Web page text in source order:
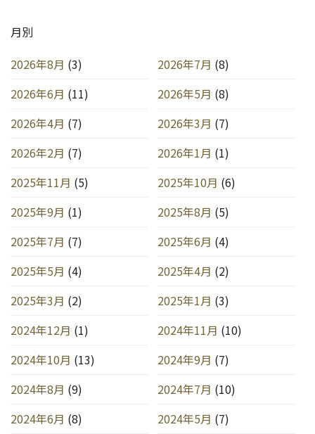
月別
2026年8月 (3) 2026年7月 (8)
2026年6月 (11) 2026年5月 (8)
2026年4月 (7) 2026年3月 (7)
2026年2月 (7) 2026年1月 (1)
2025年11月 (5) 2025年10月 (6)
2025年9月 (1) 2025年8月 (5)
2025年7月 (7) 2025年6月 (4)
2025年5月 (4) 2025年4月 (2)
2025年3月 (2) 2025年1月 (3)
2024年12月 (1) 2024年11月 (10)
2024年10月 (13) 2024年9月 (7)
2024年8月 (9) 2024年7月 (10)
2024年6月 (8) 2024年5月 (7)